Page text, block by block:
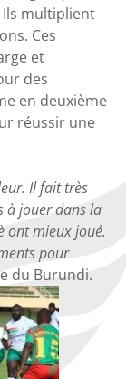
multiplient
Ces
et
des
en deuxième
réussir une
Il fait très
à jouer dans la
ont mieux joué.
pour
du Burundi.